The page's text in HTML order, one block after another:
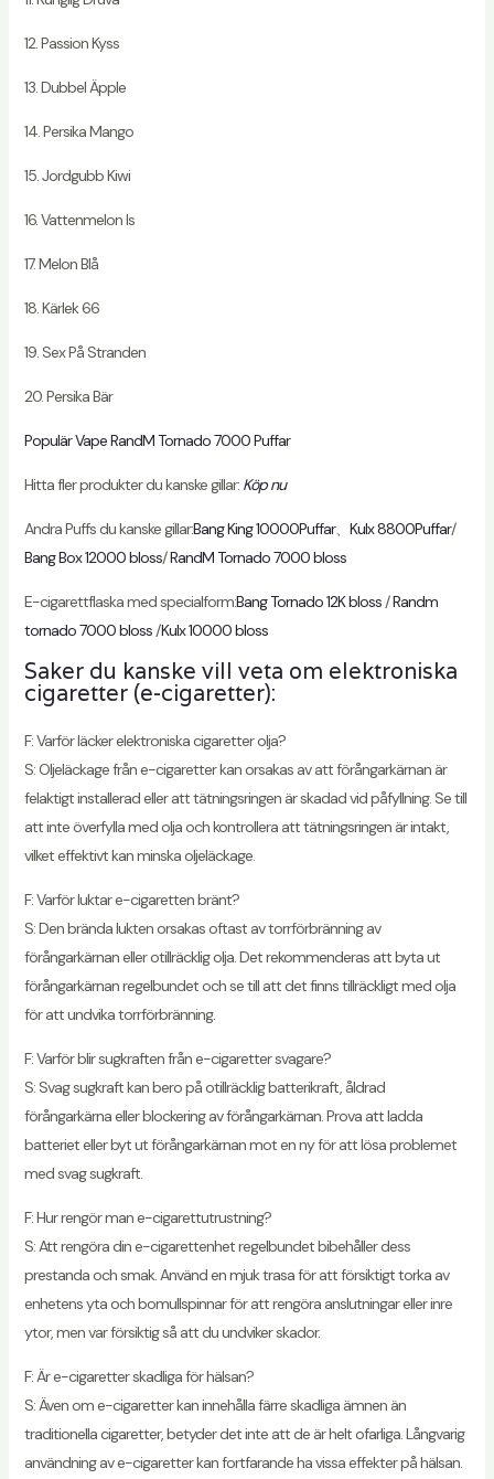
12. Passion Kyss
13. Dubbel Äpple
14. Persika Mango
15. Jordgubb Kiwi
16. Vattenmelon Is
17. Melon Blå
18. Kärlek 66
19. Sex På Stranden
20. Persika Bär
Populär Vape RandM Tornado 7000 Puffar
Hitta fler produkter du kanske gillar:Köp nu
Andra Puffs du kanske gillar:Bang King 10000Puffar、 Kulx 8800Puffar/
Bang Box 12000 bloss/RandM Tornado 7000 bloss
E-cigarettflaska med specialform:Bang Tornado 12K bloss/Randm
tornado 7000 bloss/Kulx 10000 bloss
Saker du kanske vill veta om elektroniska
cigaretter (e-cigaretter):
F: Varför läcker elektroniska cigaretter olja?
S: Oljeläckage från e-cigaretter kan orsakas av att förångarkärnan är
felaktigt installerad eller att tätningsringen är skadad vid påfyllning. Se till
att inte överfylla med olja och kontrollera att tätningsringen är intakt,
vilket effektivt kan minska oljeläckage.
F: Varför luktar e-cigaretten bränt?
S: Den brända lukten orsakas oftast av torrförbränning av
förångarkärnan eller otillräcklig olja. Det rekommenderas att byta ut
förångarkärnan regelbundet och se till att det finns tillräckligt med olja
för att undvika torrförbränning.
F: Varför blir sugkraften från e-cigaretter svagare?
S: Svag sugkraft kan bero på otillräcklig batterikraft, åldrad
förångarkärna eller blockering av förångarkärnan. Prova att ladda
batteriet eller byt ut förångarkärnan mot en ny för att lösa problemet
med svag sugkraft.
F: Hur rengör man e-cigarettutrustning?
S: Att rengöra din e-cigarettenhet regelbundet bibehåller dess
prestanda och smak. Använd en mjuk trasa för att försiktigt torka av
enhetens yta och bomullspinnar för att rengöra anslutningar eller inre
ytor, men var försiktig så att du undviker skador.
F: Är e-cigaretter skadliga för hälsan?
S: Även om e-cigaretter kan innehålla färre skadliga ämnen än
traditionella cigaretter, betyder det inte att de är helt ofarliga. Långvarig
användning av e-cigaretter kan fortfarande ha vissa effekter på hälsan.